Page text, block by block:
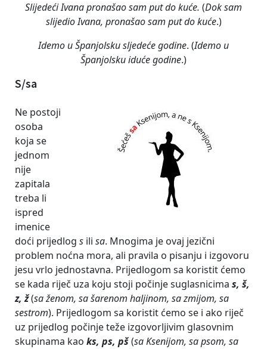
Slijedeći Ivana pronašao sam put do kuće. (Dok sam
slijedio Ivana, pronašao sam put do kuće.)
Idemo u Španjolsku sljedeće godine. (Idemo u
Španjolsku iduće godine.)
S/sa
Ne postoji
osoba
koja se
jednom
nije
zapitala
treba li
ispred
imenice
doći prijedlog s ili sa. Mnogima je ovaj jezični
problem noćna mora, ali pravila o pisanju i izgovoru
jesu vrlo jednostavna. Prijedlogom sa koristit ćemo
se kada riječ uza koju stoji počinje suglasnicima s, š,
z, ž(sa ženom, sa šarenom haljinom, sa zmijom, sa
sestrom). Prijedlogom sa koristit ćemo se i ako riječ
uz prijedlog počinje teže izgovorljivim glasovnim
skupinama kao ks, ps, pš(sa Ksenijom, sa psom, sa